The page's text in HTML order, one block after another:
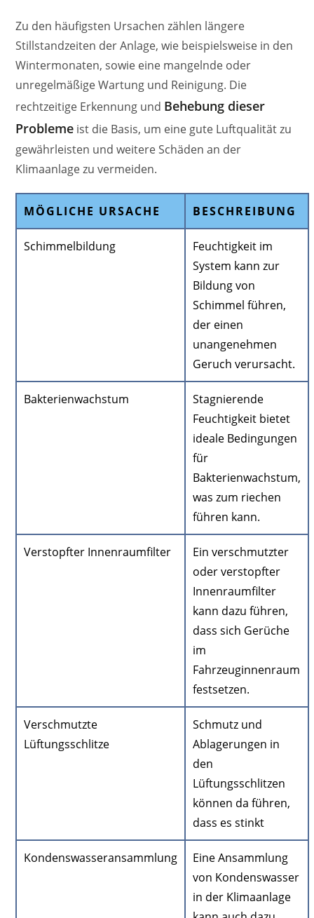
Zu den häufigsten Ursachen zählen längere
Stillstandzeiten der Anlage, wie beispielsweise in den
Wintermonaten, sowie eine mangelnde oder
unregelmäßige Wartung und Reinigung. Die
rechtzeitige Erkennung und Behebung dieser
Probleme ist die Basis, um eine gute Luftqualität zu
gewährleisten und weitere Schäden an der
Klimaanlage zu vermeiden.
MÖGLICHE URSACHE BESCHREIBUNG
Schimmelbildung
Feuchtigkeit im
System kann zur
Bildung von
Schimmel führen,
der einen
unangenehmen
Geruch verursacht.
Bakterienwachstum
Stagnierende
Feuchtigkeit bietet
ideale Bedingungen
für
Bakterienwachstum,
was zum riechen
führen kann.
Verstopfter Innenraumfilter
Ein verschmutzter
oder verstopfter
Innenraumfilter
kann dazu führen,
dass sich Gerüche
im
Fahrzeuginnenraum
festsetzen.
Verschmutzte
Lüftungsschlitze
Schmutz und
Ablagerungen in
den
Lüftungsschlitzen
können da führen,
dass es stinkt
Kondenswasseransammlung
Eine Ansammlung
von Kondenswasser
in der Klimaanlage